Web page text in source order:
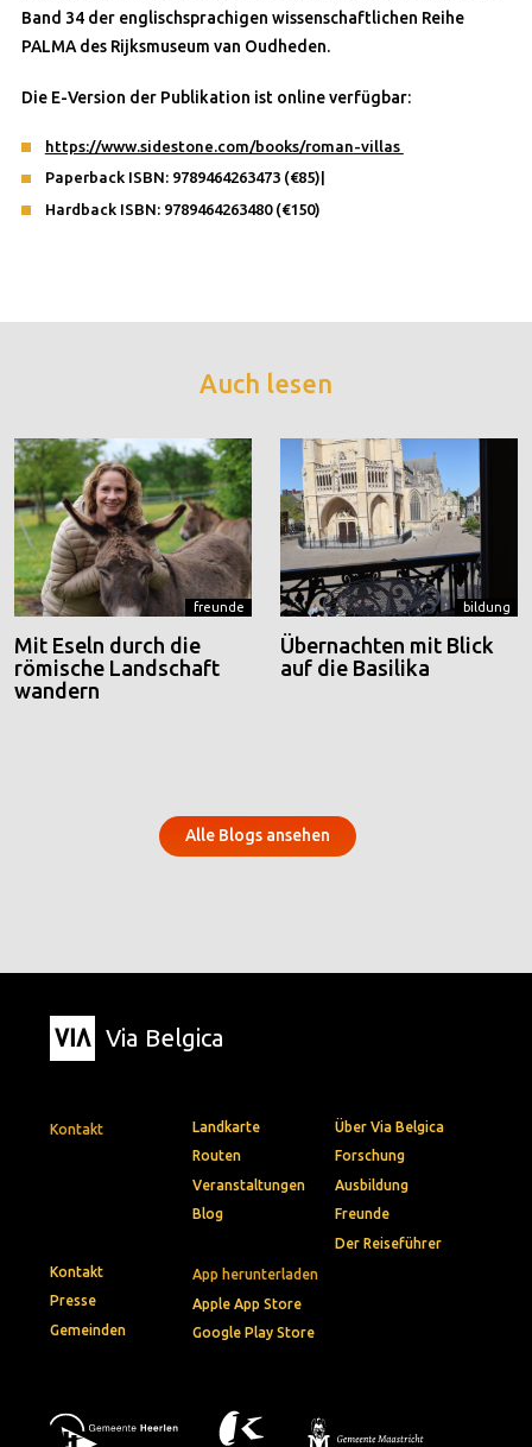
Band 34 der englischsprachigen wissenschaftlichen Reihe
PALMA des Rijksmuseum van Oudheden.
Die E-Version der Publikation ist online verfügbar:
https://www.sidestone.com/books/roman-villas
Paperback ISBN: 9789464263473 (€85)|
Hardback ISBN: 9789464263480 (€150)
Auch lesen
freunde
Mit Eseln durch die
römische Landschaft
wandern
bildung
Übernachten mit Blick
auf die Basilika
Alle Blogs ansehen
Via Belgica
Kontakt
App herunterladen
Apple App Store
Google Play Store
Landkarte
Routen
Veranstaltungen
Blog
Über Via Belgica
Forschung
Ausbildung
Freunde
Der Reiseführer
Kontakt
Presse
Gemeinden